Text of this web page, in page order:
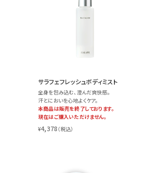
サラフェフレッシュボディミスト
全身を包み込む、澄んだ爽快感。
汗とにおいを心地よくケア。
本商品は販売を終了しております。
現在はご購入いただけません。
¥4,378 （税込）